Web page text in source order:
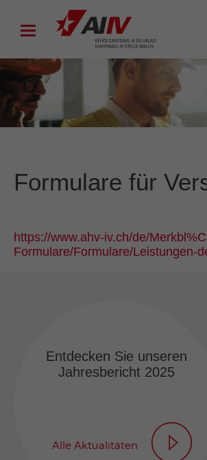
Formulare für
https://www.ahv-iv.ch/de/
Formulare/Formulare/Leistungen-
Entdecken Sie unseren
Jahresbericht 2025
Alle Aktualitäten